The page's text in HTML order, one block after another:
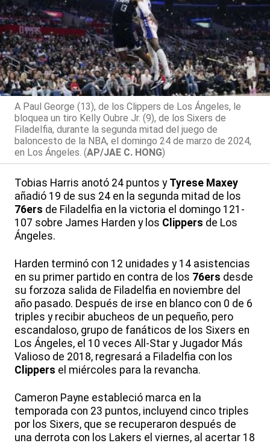
A Paul George (13), de los Clippers de Los Ángeles, le
bloquea un tiro Kelly Oubre Jr. (9), de los Sixers de
Filadelfia, durante la segunda mitad del juego de
baloncesto de la NBA, el domingo 24 de marzo de 2024,
en Los Ángeles. (AP/JAE C. HONG)
Tobias Harris anotó 24 puntos y Tyrese Maxey
añadió 19 de sus 24 en la segunda mitad de los
76ers de Filadelfia en la victoria el domingo 121-
107 sobre James Harden y los Clippers de Los
Ángeles.
Harden terminó con 12 unidades y 14 asistencias
en su primer partido en contra de los 76ers desde
su forzoza salida de Filadelfia en noviembre del
año pasado. Después de irse en blanco con 0 de 6
triples y recibir abucheos de un pequeño, pero
escandaloso, grupo de fanáticos de los Sixers en
Los Ángeles, el 10 veces All-Star y Jugador Más
Valioso de 2018, regresará a Filadelfia con los
Clippers el miércoles para la revancha.
Cameron Payne estableció marca en la
temporada con 23 puntos, incluyend cinco triples
por los Sixers, que se recuperaron después de
una derrota con los Lakers el viernes, al acertar 18